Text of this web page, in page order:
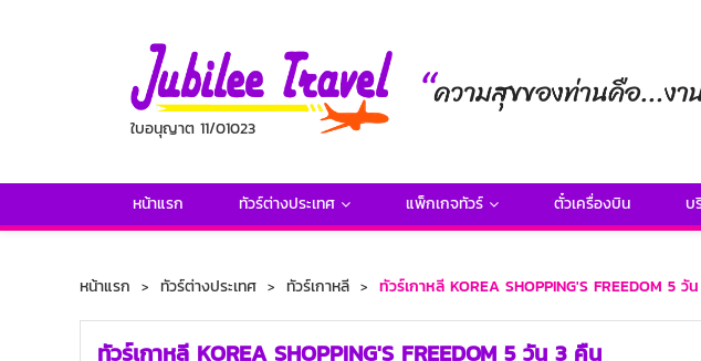
ใบอนุญาต 11/01023
หน้าแรก ทัวร์ต่างประเทศ แพ็กเกจทัวร์ ตั๋วเครื่องบิน บ
หน้าแรก ทัวร์ต่างประเทศ ทัวร์เกาหลี ทัวร์เกาหลี KOREA SHOPPING'S FREEDOM 5 วั
ทัวร์เกาหลี KOREA SHOPPING'S FREEDOM 5 วัน 3 คืน